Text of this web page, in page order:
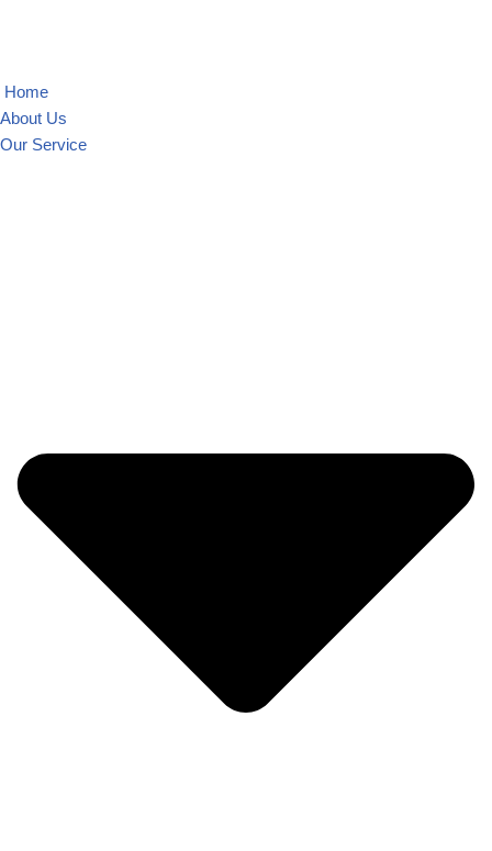
to
content
Home
About Us
Our Service